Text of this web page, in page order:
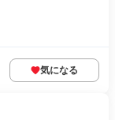
気になる